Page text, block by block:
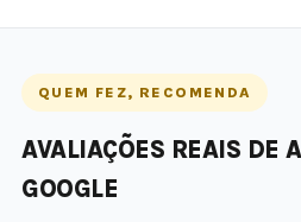
QUEM FEZ, RECOMENDA
AVALIAÇÕES REAIS DE
GOOGLE